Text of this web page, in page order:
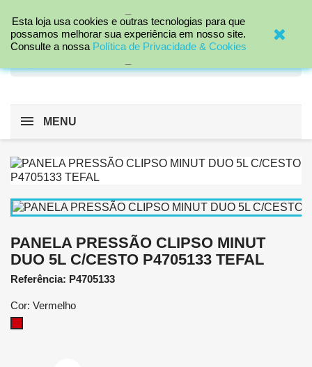

MENU
PANELA PRESSÃO CLIPSO MINUT
DUO 5L C/CESTO P4705133 TEFAL
Referência: P4705133
Cor: Vermelho
Esta loja usa cookies e outras tecnologias para que
possamos melhorar sua experiência em nosso site.
Consulte a nossa Política de Privacidade & Cookies